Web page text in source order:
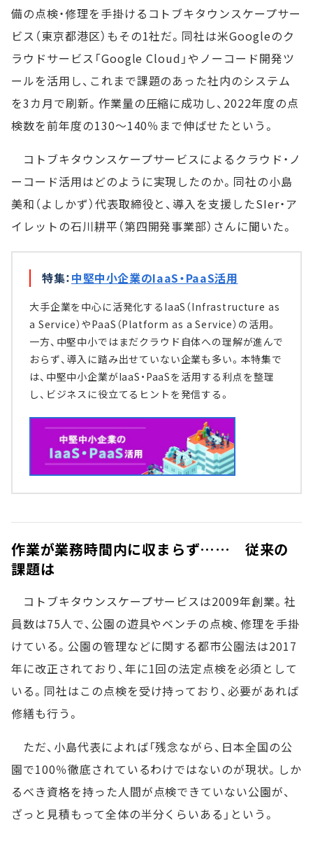
備の点検・修理を手掛けるコトブキタウンスケープサー
ビス（東京都港区）もその1社だ。同社は米Googleのク
ラウドサービス「Google Cloud」やノーコード開発ツ
ールを活用し、これまで課題のあった社内のシステム
を3カ月で刷新。作業量の圧縮に成功し、2022年度の点
検数を前年度の130～140％まで伸ばせたという。
コトブキタウンスケープサービスによるクラウド・ノ
ーコード活用はどのように実現したのか。同社の小島
美和（よしかず）代表取締役と、導入を支援したSIer・ア
イレットの石川耕平（第四開発事業部）さんに聞いた。
特集：中堅中小企業のIaaS・PaaS活用
大手企業を中心に活発化するIaaS（Infrastructure as
a Service）やPaaS（Platform as a Service）の活用。
一方、中堅中小ではまだクラウド自体への理解が進んで
おらず、導入に踏み出せていない企業も多い。本特集で
は、中堅中小企業がIaaS・PaaSを活用する利点を整理
し、ビジネスに役立てるヒントを発信する。
作業が業務時間内に収まらず…… 従来の
課題は
コトブキタウンスケープサービスは2009年創業。社
員数は75人で、公園の遊具やベンチの点検、修理を手掛
けている。公園の管理などに関する都市公園法は2017
年に改正されており、年に1回の法定点検を必須として
いる。同社はこの点検を受け持っており、必要があれば
修繕も行う。
ただ、小島代表によれば「残念ながら、日本全国の公
園で100％徹底されているわけではないのが現状。しか
るべき資格を持った人間が点検できていない公園が、
ざっと見積もって全体の半分くらいある」という。